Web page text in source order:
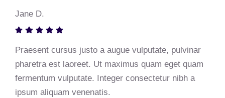
Jane D.
Praesent cursus justo a augue vulputate, pulvinar
pharetra est laoreet. Ut maximus quam eget quam
fermentum vulputate. Integer consectetur nibh a
ipsum aliquam venenatis.